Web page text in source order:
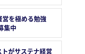
営を極める勉強
集中
がサステナ経営